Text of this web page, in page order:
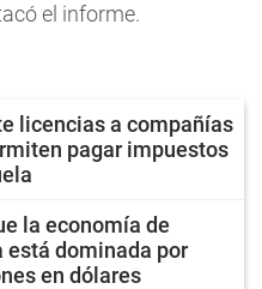
el informe.
licencias a compañías
pagar impuestos
la economía de
está dominada por
en dólares